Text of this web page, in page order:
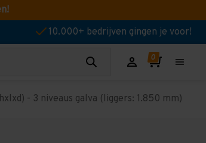
10.000+ bedrijven gingen je voor!
- 3 niveaus galva (liggers: 1.850 mm)